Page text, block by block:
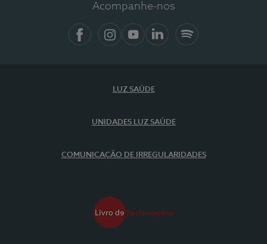
Acompanhe-nos
LUZ SAÚDE
UNIDADES LUZ SAÚDE
COMUNICAÇÃO DE IRREGULARIDADES